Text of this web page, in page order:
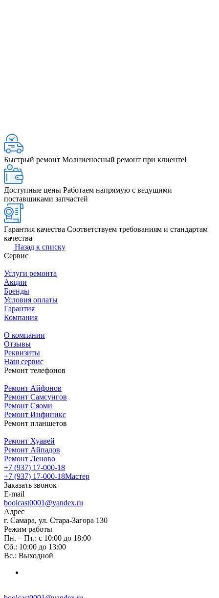
Быстрый ремонт Молниеносный ремонт при клиенте!
Доступные цены Работаем напрямую с ведущими
поставщиками запчастей
Гарантия качества Соответствуем требованиям и стандартам
качества
Назад к списку
Сервис
Услуги ремонта
Акции
Бренды
Условия оплаты
Гарантия
Компания
О компании
Отзывы
Реквизиты
Наш сервис
Ремонт телефонов
Ремонт Айфонов
Ремонт Самсунгов
Ремонт Сяоми
Ремонт Инфиникс
Ремонт планшетов
Ремонт Хуавей
Ремонт Айпадов
Ремонт Леново
+7 (937) 17-000-18
+7 (937) 17-000-18Мастер
Заказать звонок
E-mail
boolcast0001@yandex.ru
Адрес
г. Самара, ул. Стара-Загора 130
Режим работы
Пн. – Пт.: с 10:00 до 18:00
Сб.: 10:00 до 13:00
Вс.: Выходной